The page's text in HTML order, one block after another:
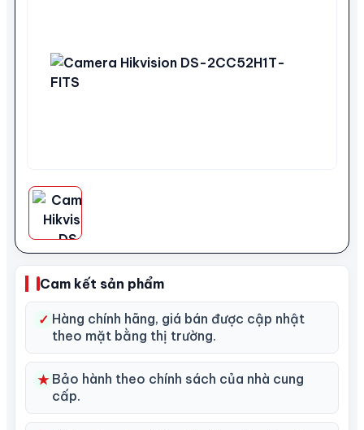
Cam kết sản phẩm
✓ Hàng chính hãng, giá bán được cập nhật
theo mặt bằng thị trường.
★ Bảo hành theo chính sách của nhà cung
cấp.